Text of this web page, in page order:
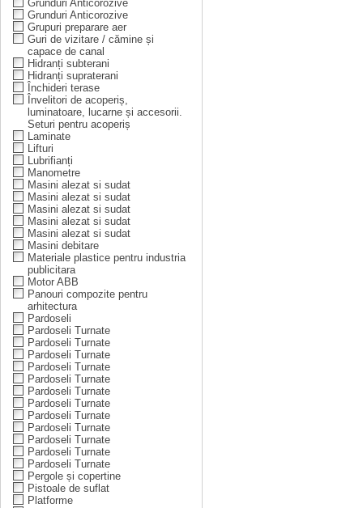
Grunduri Anticorozive
Grunduri Anticorozive
Grupuri preparare aer
Guri de vizitare / cămine și
capace de canal
Hidranți subterani
Hidranți supraterani
Închideri terase
Învelitori de acoperiș,
luminatoare, lucarne și accesorii.
Seturi pentru acoperiș
Laminate
Lifturi
Lubrifianți
Manometre
Masini alezat si sudat
Masini alezat si sudat
Masini alezat si sudat
Masini alezat si sudat
Masini alezat si sudat
Masini debitare
Materiale plastice pentru industria
publicitara
Motor ABB
Panouri compozite pentru
arhitectura
Pardoseli
Pardoseli Turnate
Pardoseli Turnate
Pardoseli Turnate
Pardoseli Turnate
Pardoseli Turnate
Pardoseli Turnate
Pardoseli Turnate
Pardoseli Turnate
Pardoseli Turnate
Pardoseli Turnate
Pardoseli Turnate
Pardoseli Turnate
Pergole și copertine
Pistoale de suflat
Platforme